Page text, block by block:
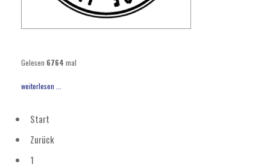
Gelesen 6764 mal
weiterlesen ...
Start
Zurück
1